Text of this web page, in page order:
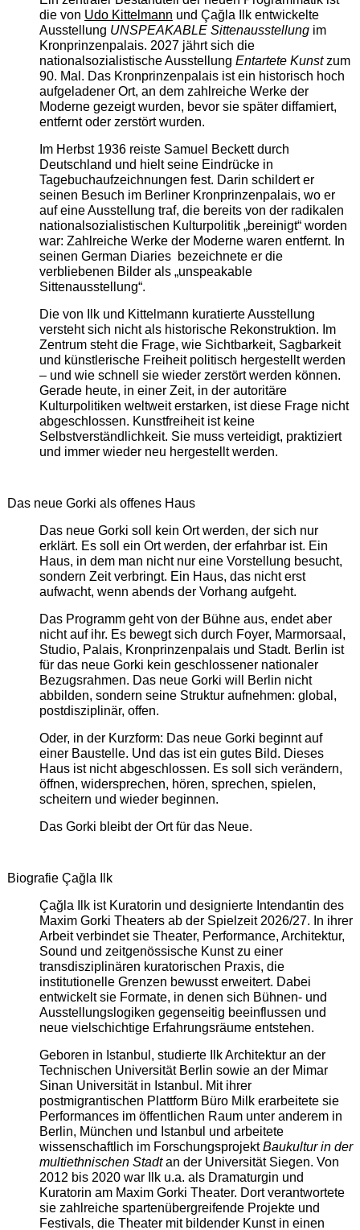
die von Udo Kittelmann und Çağla Ilk entwickelte
Ausstellung UNSPEAKABLE Sittenausstellungim
Kronprinzenpalais. 2027 jährt sich die
nationalsozialistische Ausstellung Entartete Kunstzum
90. Mal. Das Kronprinzenpalais ist ein historisch hoch
aufgeladener Ort, an dem zahlreiche Werke der
Moderne gezeigt wurden, bevor sie später diffamiert,
entfernt oder zerstört wurden.
Im Herbst 1936 reiste Samuel Beckett durch
Deutschland und hielt seine Eindrücke in
Tagebuchaufzeichnungen fest. Darin schildert er
seinen Besuch im Berliner Kronprinzenpalais, wo er
auf eine Ausstellung traf, die bereits von der radikalen
nationalsozialistischen Kulturpolitik „bereinigt“ worden
war: Zahlreiche Werke der Moderne waren entfernt. In
seinen German Diaries bezeichnete er die
verbliebenen Bilder als „unspeakable
Sittenausstellung“.
Die von Ilk und Kittelmann kuratierte Ausstellung
versteht sich nicht als historische Rekonstruktion. Im
Zentrum steht die Frage, wie Sichtbarkeit, Sagbarkeit
und künstlerische Freiheit politisch hergestellt werden
– und wie schnell sie wieder zerstört werden können.
Gerade heute, in einer Zeit, in der autoritäre
Kulturpolitiken weltweit erstarken, ist diese Frage nicht
abgeschlossen. Kunstfreiheit ist keine
Selbstverständlichkeit. Sie muss verteidigt, praktiziert
und immer wieder neu hergestellt werden.
Das neue Gorki als offenes Haus
Das neue Gorki soll kein Ort werden, der sich nur
erklärt. Es soll ein Ort werden, der erfahrbar ist. Ein
Haus, in dem man nicht nur eine Vorstellung besucht,
sondern Zeit verbringt. Ein Haus, das nicht erst
aufwacht, wenn abends der Vorhang aufgeht.
Das Programm geht von der Bühne aus, endet aber
nicht auf ihr. Es bewegt sich durch Foyer, Marmorsaal,
Studio, Palais, Kronprinzenpalais und Stadt. Berlin ist
für das neue Gorki kein geschlossener nationaler
Bezugsrahmen. Das neue Gorki will Berlin nicht
abbilden, sondern seine Struktur aufnehmen: global,
postdisziplinär, offen.
Oder, in der Kurzform: Das neue Gorki beginnt auf
einer Baustelle. Und das ist ein gutes Bild. Dieses
Haus ist nicht abgeschlossen. Es soll sich verändern,
öffnen, widersprechen, hören, sprechen, spielen,
scheitern und wieder beginnen.
Das Gorki bleibt der Ort für das Neue.
Biografie Çağla Ilk
Çağla Ilk ist Kuratorin und designierte Intendantin des
Maxim Gorki Theaters ab der Spielzeit 2026/27. In ihrer
Arbeit verbindet sie Theater, Performance, Architektur,
Sound und zeitgenössische Kunst zu einer
transdisziplinären kuratorischen Praxis, die
institutionelle Grenzen bewusst erweitert. Dabei
entwickelt sie Formate, in denen sich Bühnen- und
Ausstellungslogiken gegenseitig beeinflussen und
neue vielschichtige Erfahrungsräume entstehen.
Geboren in Istanbul, studierte Ilk Architektur an der
Technischen Universität Berlin sowie an der Mimar
Sinan Universität in Istanbul. Mit ihrer
postmigrantischen Plattform Büro Milk erarbeitete sie
Performances im öffentlichen Raum unter anderem in
Berlin, München und Istanbul und arbeitete
wissenschaftlich im ForschungsprojektBaukultur in der
multiethnischen Stadtan der Universität Siegen. Von
2012 bis 2020 war Ilk u.a. als Dramaturgin und
Kuratorin am Maxim Gorki Theater. Dort verantwortete
sie zahlreiche spartenübergreifende Projekte und
Festivals, die Theater mit bildender Kunst in einen